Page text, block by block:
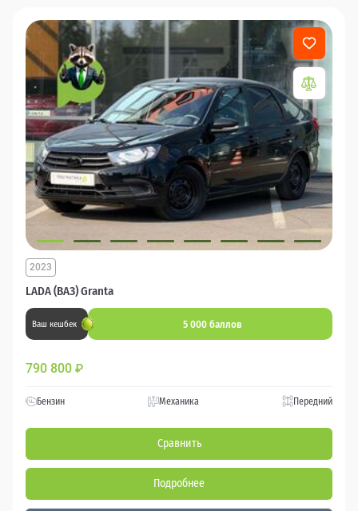
LADA (ВАЗ) Granta
2023
Ваш кешбек 5 000 баллов
790 800 ₽
Бензин Механика Передний
Сравнить
Подробнее